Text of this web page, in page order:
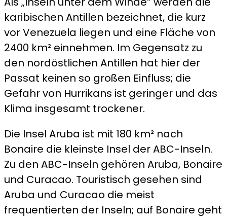
karibischen Antillen bezeichnet, die kurz
vor Venezuela liegen und eine Fläche von
2400 km² einnehmen. Im Gegensatz zu
den nordöstlichen Antillen hat hier der
Passat keinen so großen Einfluss; die
Gefahr von Hurrikans ist geringer und das
Klima insgesamt trockener.
Die Insel Aruba ist mit 180 km² nach
Bonaire die kleinste Insel der ABC-Inseln.
Zu den ABC-Inseln gehören Aruba, Bonaire
und Curacao. Touristisch gesehen sind
Aruba und Curacao die meist
frequentierten der Inseln; auf Bonaire geht